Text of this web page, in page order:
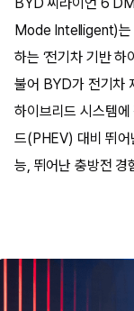
Mode Intelligent)는
하는 ‘전기차 기반
불어 BYD가 전기차
하이브리드 시스템
드(PHEV) 대비 뛰어
능, 뛰어난 충방전 경